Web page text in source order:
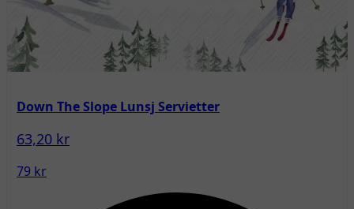
Down The Slope Lunsj Servietter
63,20 kr
79 kr